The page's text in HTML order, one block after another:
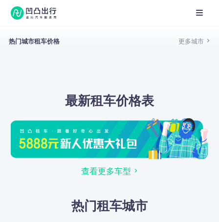
热门城市租车价格 更多城市
最新租车价格表
查看更多车型
热门租车城市